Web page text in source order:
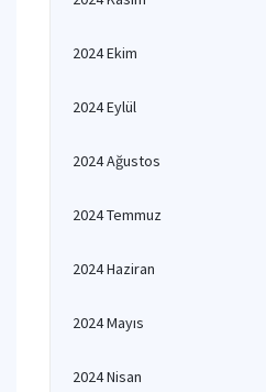
2024 Ekim
2024 Eylül
2024 Ağustos
2024 Temmuz
2024 Haziran
2024 Mayıs
2024 Nisan